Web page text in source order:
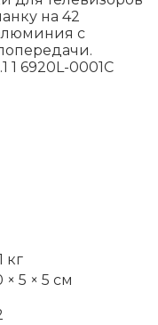
на 42
с
1 6920L-0001C
кг
× 5 × 5 см